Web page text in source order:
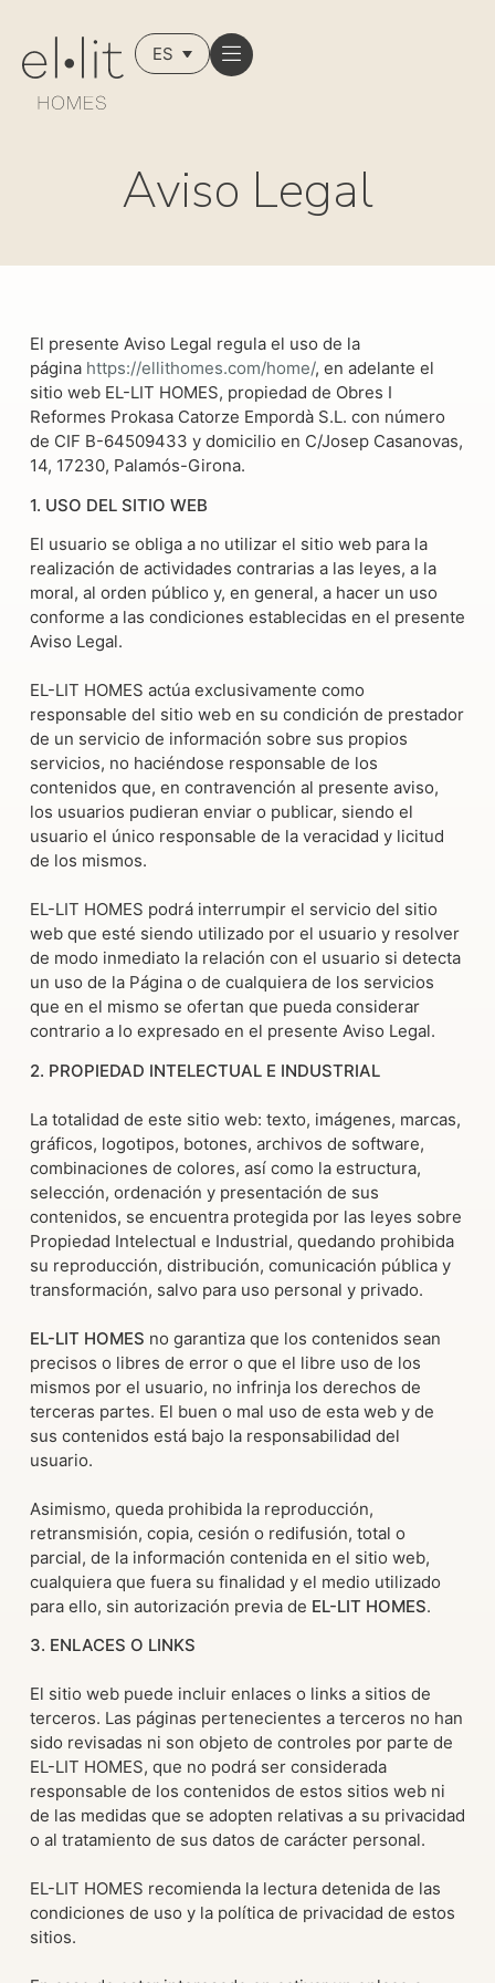
ES
Aviso Legal
El presente Aviso Legal regula el uso de la
página https://ellithomes.com/home/, en adelante el
sitio web EL-LIT HOMES, propiedad de Obres I
Reformes Prokasa Catorze Empordà S.L. con número
de CIF B-64509433 y domicilio en C/Josep Casanovas,
14, 17230, Palamós-Girona.
1. USO DEL SITIO WEB
El usuario se obliga a no utilizar el sitio web para la
realización de actividades contrarias a las leyes, a la
moral, al orden público y, en general, a hacer un uso
conforme a las condiciones establecidas en el presente
Aviso Legal.
EL-LIT HOMES actúa exclusivamente como
responsable del sitio web en su condición de prestador
de un servicio de información sobre sus propios
servicios, no haciéndose responsable de los
contenidos que, en contravención al presente aviso,
los usuarios pudieran enviar o publicar, siendo el
usuario el único responsable de la veracidad y licitud
de los mismos.
EL-LIT HOMES podrá interrumpir el servicio del sitio
web que esté siendo utilizado por el usuario y resolver
de modo inmediato la relación con el usuario si detecta
un uso de la Página o de cualquiera de los servicios
que en el mismo se ofertan que pueda considerar
contrario a lo expresado en el presente Aviso Legal.
2. PROPIEDAD INTELECTUAL E INDUSTRIAL
La totalidad de este sitio web: texto, imágenes, marcas,
gráficos, logotipos, botones, archivos de software,
combinaciones de colores, así como la estructura,
selección, ordenación y presentación de sus
contenidos, se encuentra protegida por las leyes sobre
Propiedad Intelectual e Industrial, quedando prohibida
su reproducción, distribución, comunicación pública y
transformación, salvo para uso personal y privado.
EL-LIT HOMES no garantiza que los contenidos sean
precisos o libres de error o que el libre uso de los
mismos por el usuario, no infrinja los derechos de
terceras partes. El buen o mal uso de esta web y de
sus contenidos está bajo la responsabilidad del
usuario.
Asimismo, queda prohibida la reproducción,
retransmisión, copia, cesión o redifusión, total o
parcial, de la información contenida en el sitio web,
cualquiera que fuera su finalidad y el medio utilizado
para ello, sin autorización previa de EL-LIT HOMES.
3. ENLACES O LINKS
El sitio web puede incluir enlaces o links a sitios de
terceros. Las páginas pertenecientes a terceros no han
sido revisadas ni son objeto de controles por parte de
EL-LIT HOMES, que no podrá ser considerada
responsable de los contenidos de estos sitios web ni
de las medidas que se adopten relativas a su privacidad
o al tratamiento de sus datos de carácter personal.
EL-LIT HOMES recomienda la lectura detenida de las
condiciones de uso y la política de privacidad de estos
sitios.